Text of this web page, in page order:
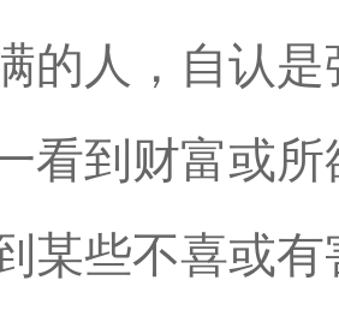
的人，自认
看到财富或
某些不喜或